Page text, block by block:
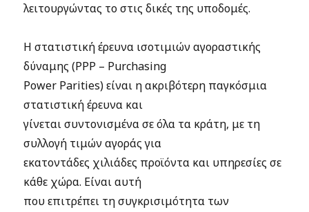
λειτουργώντας το στις δικές της υποδομές.
Η στατιστική έρευνα ισοτιμιών αγοραστικής
δύναμης (PPP – Purchasing
Power Parities) είναι η ακριβότερη παγκόσμια
στατιστική έρευνα και
γίνεται συντονισμένα σε όλα τα κράτη, με τη
συλλογή τιμών αγοράς για
εκατοντάδες χιλιάδες προϊόντα και υπηρεσίες σε
κάθε χώρα. Είναι αυτή
που επιτρέπει τη συγκρισιμότητα των